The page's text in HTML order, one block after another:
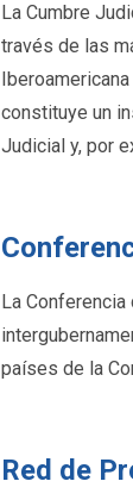
La Cumbre
través de las
constituye un
Judicial y, por
La
países de la
Red de